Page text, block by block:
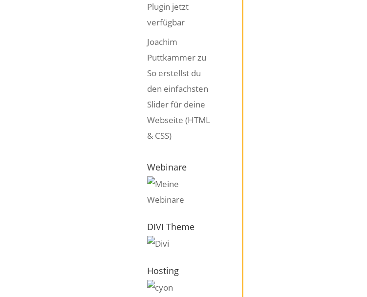
Plugin jetzt
verfügbar
Joachim
Puttkammerzu
So erstellst du
den einfachsten
Slider für deine
Webseite (HTML
& CSS)
Webinare
DIVI Theme
Hosting